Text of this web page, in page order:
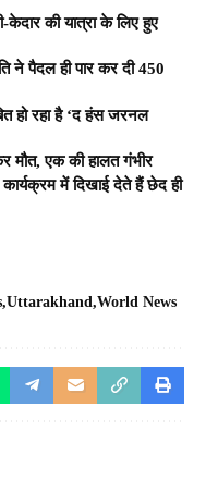
की यात्रा के लिए हुए
ने पैदल ही पार कर दी 450
हो रहा है ‘द हंस जरनल
मौत, एक की हालत गंभीर
में दिखाई देते हैं छेद ही
Uttarakhand World News